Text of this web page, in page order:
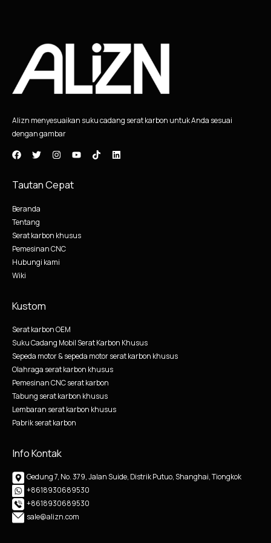
Alizn menyesuaikan suku cadang serat karbon untuk Anda sesuai
dengan gambar
Tautan Cepat
Beranda
Tentang
Serat karbon khusus
Pemesinan CNC
Hubungi kami
Wiki
Kustom
Serat karbon OEM
Suku Cadang Mobil Serat Karbon Khusus
Sepeda motor & sepeda motor serat karbon khusus
Olahraga serat karbon khusus
Pemesinan CNC serat karbon
Tabung serat karbon khusus
Lembaran serat karbon khusus
Pabrik serat karbon
Info Kontak
Gedung 7, No. 379, Jalan Suide, Distrik Putuo, Shanghai, Tiongkok
+8618930689530
+8618930689530
sale@alizn.com